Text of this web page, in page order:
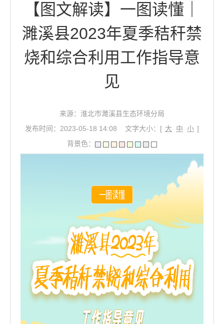
【图文解读】一图读懂｜
濉溪县2023年夏季秸秆禁
烧和综合利用工作指导意
见
来源：淮北市濉溪县生态环境分局
发布时间：2023-05-18 14:08
文字大小：[ 大 中 小 ]
背景色：